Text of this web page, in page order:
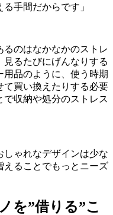
手間だからです」
のはなかなかのストレ
るたびにげんなりする
品のように、使う時期
て買い換えたりする必要
収納や処分のストレス
しゃれなデザインは少な
えることでもっとニーズ
を”借りる”こ